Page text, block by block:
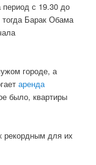
период с 19.30 до
тогда Барак Обама
городе, а
аренда
было, квартиры
рекордным для их